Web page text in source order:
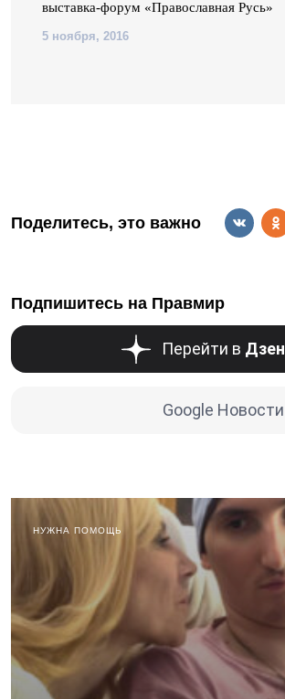
выставка-форум «Православная Русь»
5 ноября, 2016
Поделитесь, это важно
Подпишитесь на Правмир
Перейти в Дзен
Google Новости
НУЖНА ПОМОЩЬ